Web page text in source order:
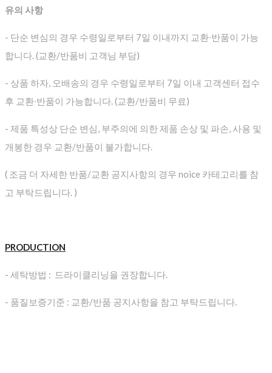
유의 사항
- 단순 변심의 경우 수령일로부터 7일 이내까지 교환∙반품이 가능
합니다. (교환/반품비 고객님 부담)
- 상품 하자, 오배송의 경우 수령일로부터 7일 이내 고객센터 접수
후 교환∙반품이 가능합니다. (교환/반품비 무료)
- 제품 특성상 단순 변심, 부주의에 의한 제품 손상 및 파손, 사용 및
개봉한 경우 교환/반품이 불가합니다.
( 조금 더 자세한 반품/교환 공지사항의 경우 noice 카테고리를 참
고 부탁드립니다. )
PRODUCTION
- 세탁방법 : 드라이클리닝을 권장합니다.
- 품질보증기준 : 교환/반품 공지사항을 참고 부탁드립니다.